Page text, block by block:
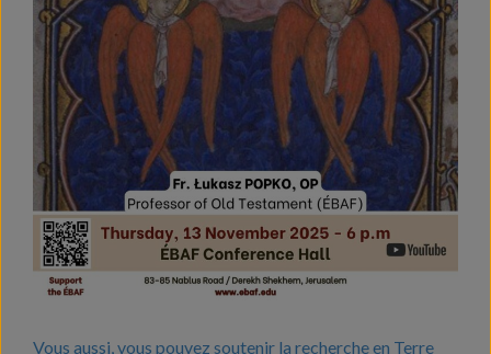
Vous aussi, vous pouvez soutenir la recherche en Terre